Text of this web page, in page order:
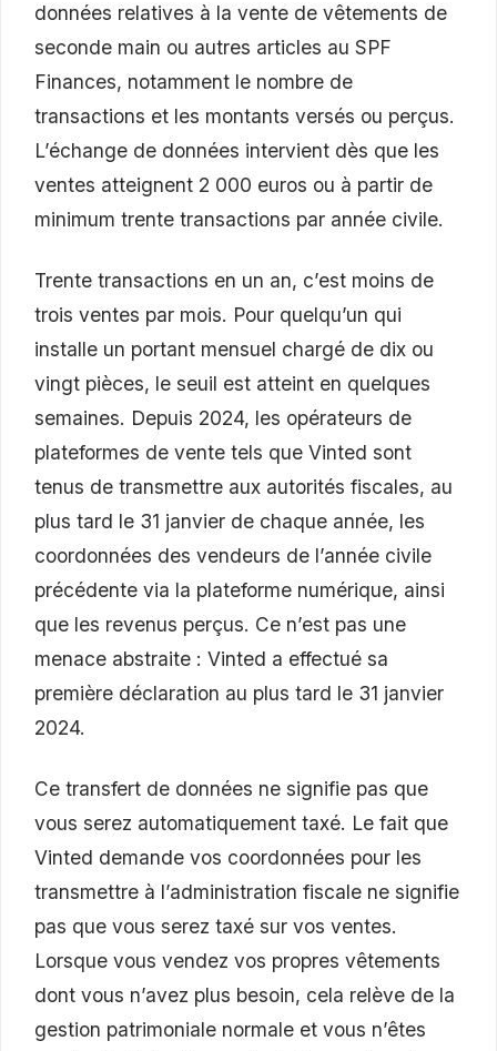
données relatives à la vente de vêtements de
seconde main ou autres articles au SPF
Finances, notamment le nombre de
transactions et les montants versés ou perçus.
L’échange de données intervient dès que les
ventes atteignent 2 000 euros ou à partir de
minimum trente transactions par année civile.
Trente transactions en un an, c’est moins de
trois ventes par mois. Pour quelqu’un qui
installe un portant mensuel chargé de dix ou
vingt pièces, le seuil est atteint en quelques
semaines. Depuis 2024, les opérateurs de
plateformes de vente tels que Vinted sont
tenus de transmettre aux autorités fiscales, au
plus tard le 31 janvier de chaque année, les
coordonnées des vendeurs de l’année civile
précédente via la plateforme numérique, ainsi
que les revenus perçus. Ce n’est pas une
menace abstraite : Vinted a effectué sa
première déclaration au plus tard le 31 janvier
2024.
Ce transfert de données ne signifie pas que
vous serez automatiquement taxé. Le fait que
Vinted demande vos coordonnées pour les
transmettre à l’administration fiscale ne signifie
pas que vous serez taxé sur vos ventes.
Lorsque vous vendez vos propres vêtements
dont vous n’avez plus besoin, cela relève de la
gestion patrimoniale normale et vous n’êtes